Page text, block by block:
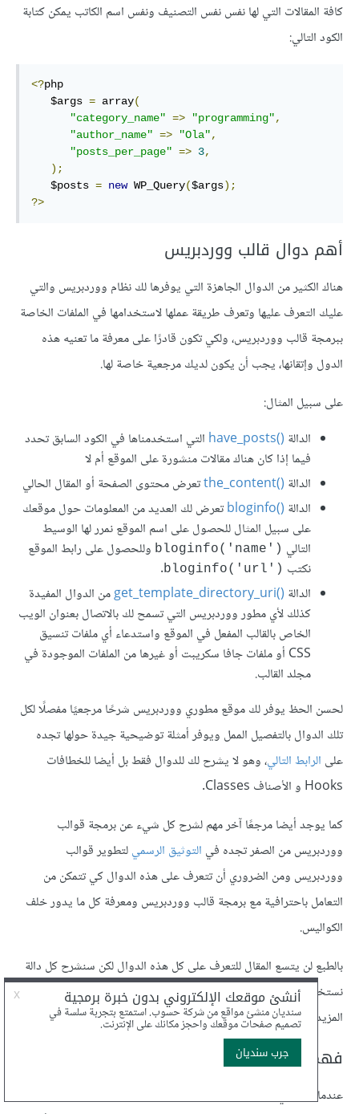
كافة المقالات التي لها نفس نفس التصنيف ونفس اسم الكاتب يمكن كتابة
الكود التالي:
<?php
   $args
= array(
"category_name" => "programming",
"author_name" => "Ola",
"posts_per_page" => 3,
);
   $posts
= new WP_Query($args);
?>
أهم دوال قالب ووردبريس
هناك الكثير من الدوال الجاهزة التي يوفرها لك نظام ووردبريس والتي
عليك التعرف عليها وتعرف طريقة عملها لاستخدامها في الملفات الخاصة
ببرمجة قالب ووردبريس، ولكي تكون قادرًا على معرفة ما تعنيه هذه
الدول وإتقانها، يجب أن يكون لديك مرجعية خاصة لها.
على سبيل المثال:
الدالة have_posts()‎ التي استخدمناها في الكود السابق تحدد
فيما إذا كان هناك مقالات منشورة على الموقع أم لا
الدالة the_content()‎تعرض محتوى الصفحة أو المقال الحالي
الدالة bloginfo()‎تعرض لك العديد من المعلومات حول موقعك
على سبيل المثال للحصول على اسم الموقع نمرر لها الوسيط
التالي bloginfo('name')‎ وللحصول على رابط الموقع
نكتب bloginfo('url')‎
.
الدالة get_template_directory_uri()‎من الدوال المفيدة
كذلك لأي مطور ووردبريس التي تسمح لك بالاتصال بعنوان الويب
الخاص بالقالب المفعل في الموقع واستدعاء أي ملفات تنسيق
CSS أو ملفات جافا سكريبت أو غيرها من الملفات الموجودة في
مجلد القالب.
لحسن الحظ يوفر لك موقع مطوري ووردبريس شرحًا مرجعيًا مفصلًا لكل
تلك الدوال بالتفصيل الممل ويوفر أمثلة توضيحية جيدة حولها تجده
على الرابط التالي، وهو لا يشرح لك للدوال فقط بل أيضا للخطافات
Hooks و الأصناف Classes.
كما يوجد أيضا مرجعًا آخر مهم لشرح كل شيء عن برمجة قوالب
ووردبريس من الصفر تجده في التوثيق الرسميلتطوير قوالب
ووردبريس ومن الضروري أن تتعرف على هذه الدوال كي تتمكن من
التعامل باحترافية مع برمجة قالب ووردبريس ومعرفة كل ما يدور خلف
الكواليس.
بالطبع لن يتسع المقال للتعرف على كل هذه الدوال لكن سنشرح كل دالة
نستخدمها في حينها ويمكنك العودة للمراجع التي ذكرناها لتتعرف على
المزيد من التفاصيل حولها.
فهم بنية ملفات قالب ووردبريس
عندما نفكر في تطوير قالب ووردبريس من الصفر فأول ما يجب فعله هو